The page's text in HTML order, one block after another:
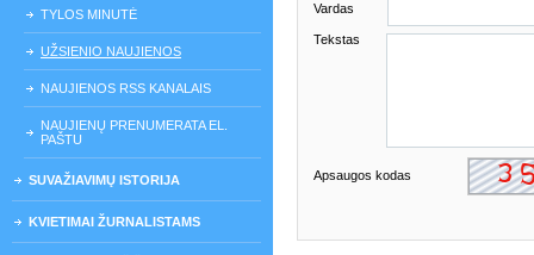
TYLOS MINUTĖ
UŽSIENIO NAUJIENOS
NAUJIENOS RSS KANALAIS
NAUJIENŲ PRENUMERATA EL.
PAŠTU
SUVAŽIAVIMŲ ISTORIJA
KVIETIMAI ŽURNALISTAMS
Vardas
Tekstas
Apsaugos kodas